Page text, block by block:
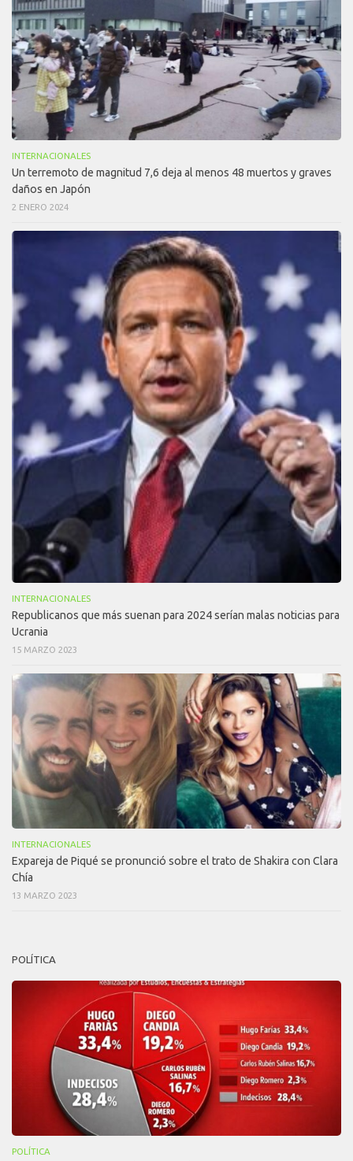
INTERNACIONALES
Un terremoto de magnitud 7,6 deja al menos 48 muertos y graves
daños en Japón
2 ENERO 2024
INTERNACIONALES
Republicanos que más suenan para 2024 serían malas noticias para
Ucrania
15 MARZO 2023
INTERNACIONALES
Expareja de Piqué se pronunció sobre el trato de Shakira con Clara
Chía
13 MARZO 2023
POLÍTICA
POLÍTICA